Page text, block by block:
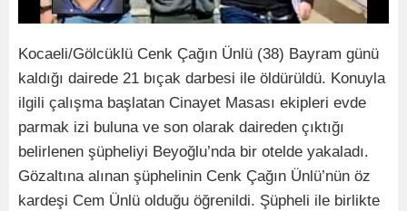
Kocaeli/Gölcüklü Cenk Çağın Ünlü (38) Bayram günü
kaldığı dairede 21 bıçak darbesi ile öldürüldü. Konuyla
ilgili çalışma başlatan Cinayet Masası ekipleri evde
parmak izi buluna ve son olarak daireden çıktığı
belirlenen şüpheliyi Beyoğlu’nda bir otelde yakaladı.
Gözaltına alınan şüphelinin Cenk Çağın Ünlü’nün öz
kardeşi Cem Ünlü olduğu öğrenildi. Şüpheli ile birlikte